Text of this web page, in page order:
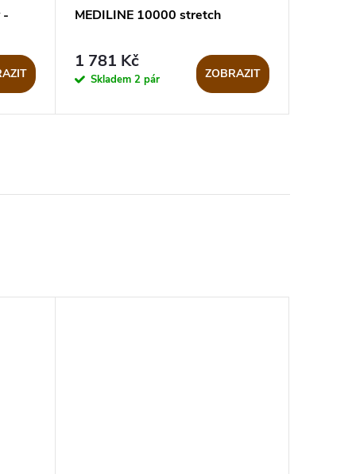
-
MEDILINE 10000 stretch
1 781 Kč
Skladem 2 pár ZOBRAZIT